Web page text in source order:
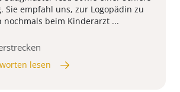
Sie empfahl uns, zur Logopädin zu
nochmals beim Kinderarzt ...
lesen